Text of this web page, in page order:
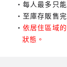
每人最多只
至庫存販售
依居住區域
狀態。